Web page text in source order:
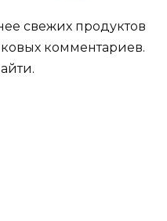
свежих продуктов
комментариев.